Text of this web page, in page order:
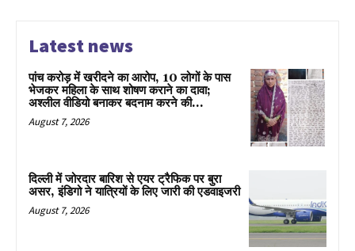
Latest news
पांच करोड़ में खरीदने का आरोप, 10 लोगों के पास
भेजकर महिला के साथ शोषण कराने का दावा;
अश्लील वीडियो बनाकर बदनाम करने की...
August 7, 2026
दिल्ली में जोरदार बारिश से एयर ट्रैफिक पर बुरा
असर, इंडिगो ने यात्रियों के लिए जारी की एडवाइजरी
August 7, 2026